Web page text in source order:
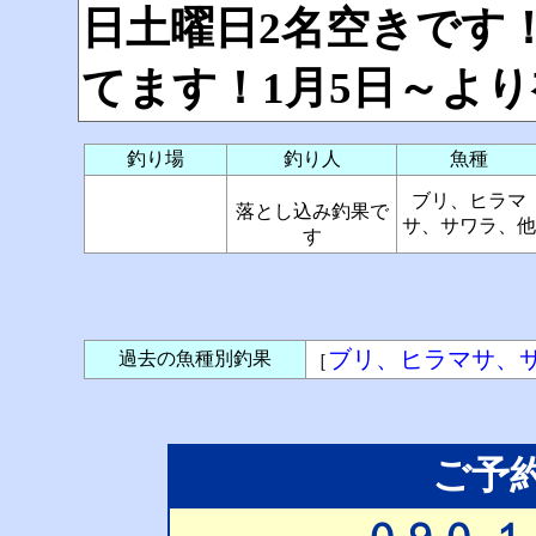
日土曜日2名空きです
てます！1月5日～よ
釣り場 釣り人 魚種
落とし込み釣果で
す
ブリ、ヒラマ
サ、サワラ、他
過去の魚種別釣果 ［ブリ、ヒラマサ、
ご予